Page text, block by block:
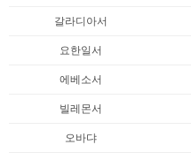
갈라디아서
요한일서
에베소서
빌레몬서
오바댜